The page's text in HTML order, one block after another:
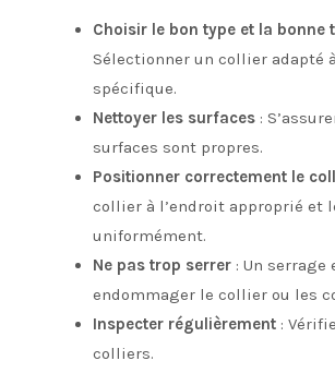
Choisir le bon type et la bonne
Sélectionner un collier adapté
spécifique.
Nettoyer les surfaces :
surfaces sont propres.
Positionner correctement le
collier à l’endroit approprié et
uniformément.
Ne pas trop serrer : Un serrage
endommager le collier ou les
Inspecter régulièrement :
colliers.